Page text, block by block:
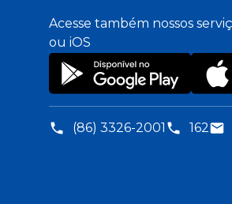
Acesse também nossos
ou iOS
(86) 3326-2001 162